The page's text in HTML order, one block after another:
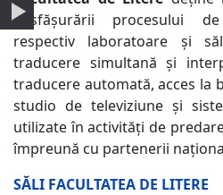
desfășurării procesului
respectiv laboratoare și
traducere simultană și
traducere automată, acces la
studio de televiziune și
utilizate în activități de
împreună cu partenerii
SĂLI FACULTATEA DE LITERE